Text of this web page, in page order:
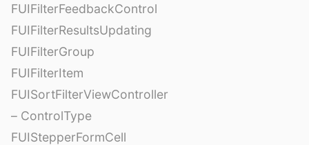
FUIFilterFeedbackControl
FUIFilterResultsUpdating
FUIFilterGroup
FUIFilterItem
FUISortFilterViewController
– ControlType
FUIStepperFormCell